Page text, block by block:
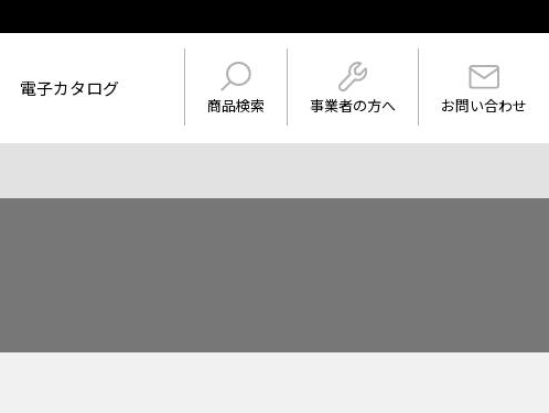
商品検索 事業者の方へ お問い合わせ
製品だけを表示
電子カタログ